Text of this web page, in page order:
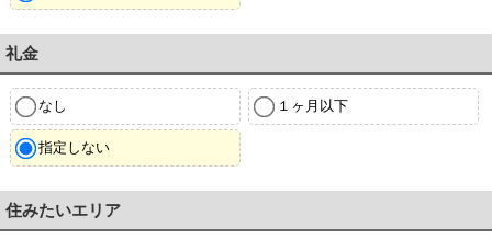
礼金
なし １ヶ月以下
指定しない
住みたいエリア